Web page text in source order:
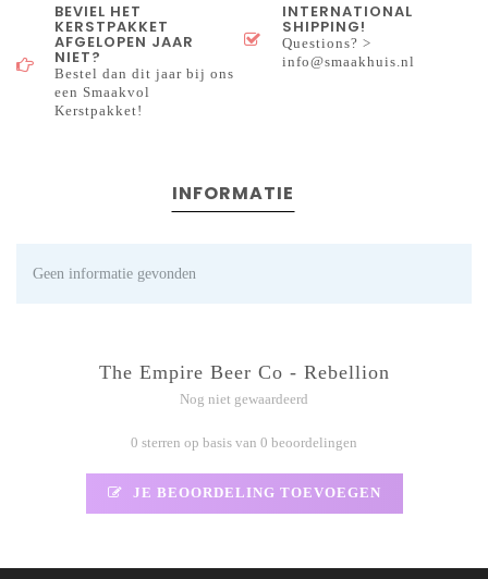
BEVIEL HET
KERSTPAKKET
AFGELOPEN JAAR
NIET?
Bestel dan dit jaar bij ons
een Smaakvol
Kerstpakket!
INTERNATIONAL
SHIPPING!
Questions? >
info@smaakhuis.nl
INFORMATIE
Geen informatie gevonden
The Empire Beer Co - Rebellion
Nog niet gewaardeerd
0 sterren op basis van 0 beoordelingen
JE BEOORDELING TOEVOEGEN